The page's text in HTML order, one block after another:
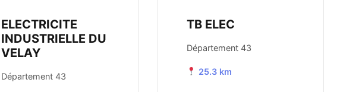
ELECTRICITE
INDUSTRIELLE DU
VELAY
Département 43
TB ELEC
Département 43
25.3 km